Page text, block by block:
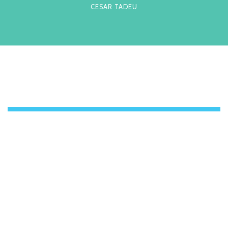
CESAR TADEU